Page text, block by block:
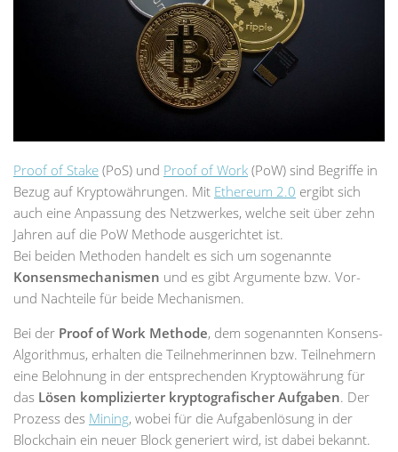
Proof of Stake (PoS) und Proof of Work (PoW) sind Begriffe in
Bezug auf Kryptowährungen. Mit Ethereum 2.0 ergibt sich
auch eine Anpassung des Netzwerkes, welche seit über zehn
Jahren auf die PoW Methode ausgerichtet ist.
Bei beiden Methoden handelt es sich um sogenannte
Konsensmechanismen und es gibt Argumente bzw. Vor-
und Nachteile für beide Mechanismen.
Bei der Proof of Work Methode, dem sogenannten Konsens-
Algorithmus, erhalten die Teilnehmerinnen bzw. Teilnehmern
eine Belohnung in der entsprechenden Kryptowährung für
das Lösen komplizierter kryptografischer Aufgaben. Der
Prozess des Mining, wobei für die Aufgabenlösung in der
Blockchain ein neuer Block generiert wird, ist dabei bekannt.